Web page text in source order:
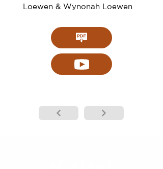
Loewen & Wynonah Loewen